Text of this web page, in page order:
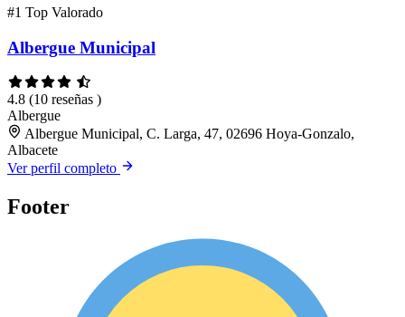
#1 Top Valorado
Albergue Municipal
4.8 (10 reseñas )
Albergue
Albergue Municipal, C. Larga, 47, 02696 Hoya-Gonzalo,
Albacete
Ver perfil completo
Footer